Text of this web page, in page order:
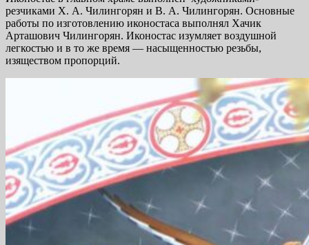
резчиками Х. А. Чилингорян и В. А. Чилингорян. Основные
работы по изготовлению иконостаса выполнял Хачик
Арташович Чилингорян. Иконостас изумляет воздушной
легкостью и в то же время — насыщенностью резьбы,
изяществом пропорций.